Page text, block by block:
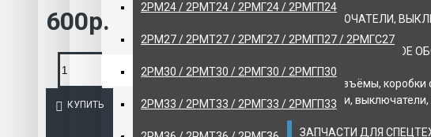
ПЕРЕКЛЮЧАТЕЛИ,
ПРОТИВОПОЖАРНОЕ
МГА - разъёмы, коробки
штепсели,
ЗАПЧАСТИ ДЛЯ
2РМ24 / 2РМТ24 / 2РМГ24 / 2РМГП24
2РМ27 / 2РМТ27 / 2РМГ27 / 2РМГП27 / 2РМГС27
2РМ30 / 2РМТ30 / 2РМГ30 / 2РМГП30
2РМ33 / 2РМТ33 / 2РМГ33 / 2РМГП33
600р.
КУПИТЬ